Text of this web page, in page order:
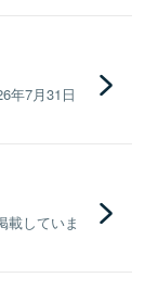
年7月31日
載していま